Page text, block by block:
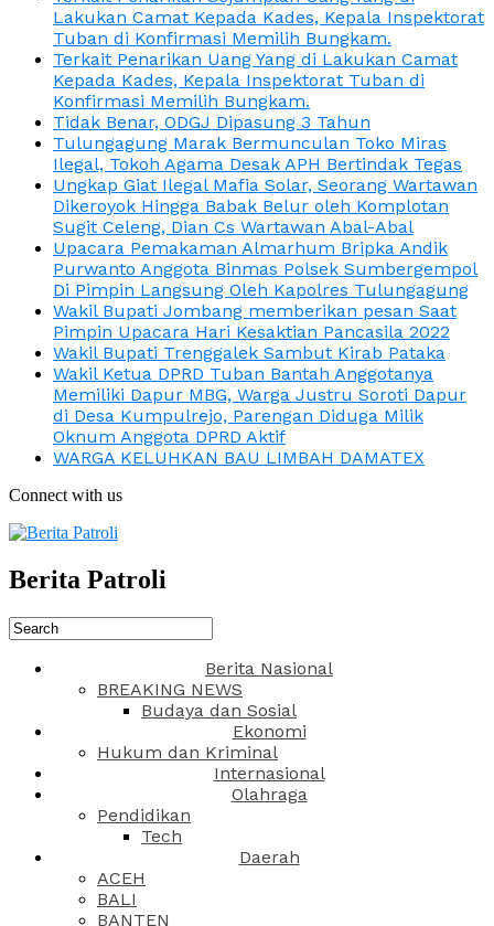
Lakukan Camat Kepada Kades, Kepala Inspektorat
Tuban di Konfirmasi Memilih Bungkam.
Terkait Penarikan Uang Yang di Lakukan Camat
Kepada Kades, Kepala Inspektorat Tuban di
Konfirmasi Memilih Bungkam.
Tidak Benar, ODGJ Dipasung 3 Tahun
Tulungagung Marak Bermunculan Toko Miras
Ilegal, Tokoh Agama Desak APH Bertindak Tegas
Ungkap Giat Ilegal Mafia Solar, Seorang Wartawan
Dikeroyok Hingga Babak Belur oleh Komplotan
Sugit Celeng, Dian Cs Wartawan Abal-Abal
Upacara Pemakaman Almarhum Bripka Andik
Purwanto Anggota Binmas Polsek Sumbergempol
Di Pimpin Langsung Oleh Kapolres Tulungagung
Wakil Bupati Jombang memberikan pesan Saat
Pimpin Upacara Hari Kesaktian Pancasila 2022
Wakil Bupati Trenggalek Sambut Kirab Pataka
Wakil Ketua DPRD Tuban Bantah Anggotanya
Memiliki Dapur MBG, Warga Justru Soroti Dapur
di Desa Kumpulrejo, Parengan Diduga Milik
Oknum Anggota DPRD Aktif
WARGA KELUHKAN BAU LIMBAH DAMATEX
Connect with us
Berita Patroli
Berita Nasional
BREAKING NEWS
Budaya dan Sosial
Ekonomi
Hukum dan Kriminal
Internasional
Olahraga
Pendidikan
Tech
Daerah
ACEH
BALI
BANTEN